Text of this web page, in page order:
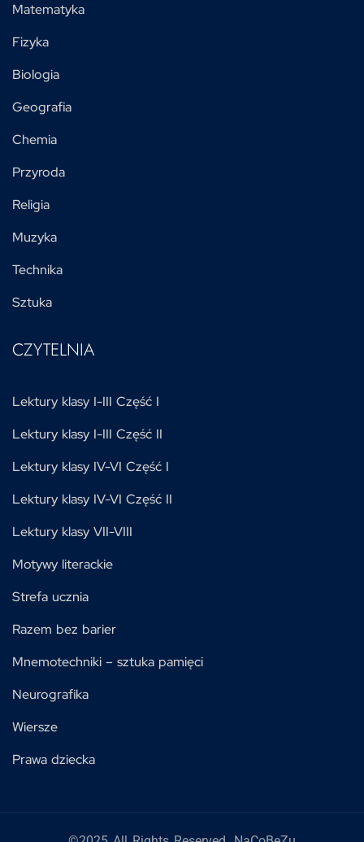
Matematyka
Fizyka
Biologia
Geografia
Chemia
Przyroda
Religia
Muzyka
Technika
Sztuka
CZYTELNIA
Lektury klasy I-III Część I
Lektury klasy I-III Część II
Lektury klasy IV-VI Część I
Lektury klasy IV-VI Część II
Lektury klasy VII-VIII
Motywy literackie
Strefa ucznia
Razem bez barier
Mnemotechniki – sztuka pamięci
Neurografika
Wiersze
Prawa dziecka